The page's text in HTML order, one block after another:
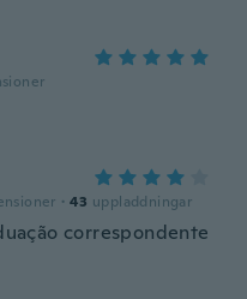
· 43 uppladdningar
correspondente